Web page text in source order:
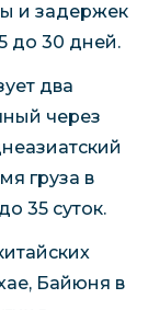
и задержек
до 30 дней.
два
через
груза в
35 суток.
Байюня в